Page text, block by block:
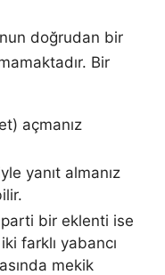
doğrudan bir
Bir
açmanız
yanıt almanız
parti bir eklenti ise
farklı yabancı
mekik